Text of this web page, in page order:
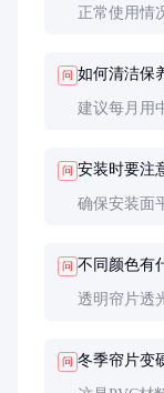
正常使用情
问 如何清洁保
建议每月用
问 安装时要注
确保安装面
问 不同颜色有
透明帘片透
问 冬季帘片变